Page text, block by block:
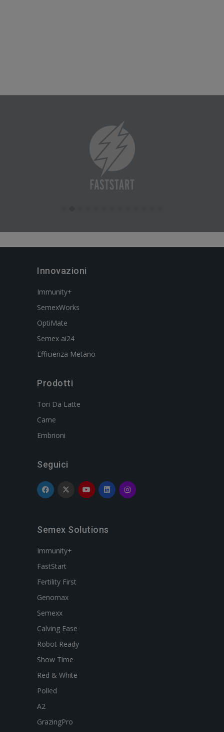
Innovazioni
Immunity+
SemexWorks
OptiMate
Semex ai24
Efficienza Metano
Prodotti
Tori Da Latte
Carne
Embrioni
Seguici
Semex Solutions
Immunity+
FastStart
Fertility First
Genomax
Semexx
Calving Ease
Robot Ready
Show Time
Red & White
Polled
A2
GrazingPro